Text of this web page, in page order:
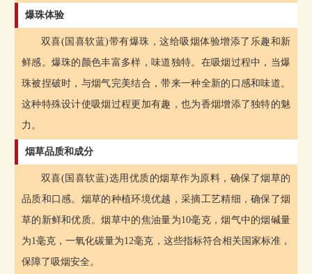
爆珠体验
双喜(国喜软蓝)带有爆珠，这给吸烟体验增添了乐趣和新
鲜感。爆珠的颜色丰富多样，味道独特。在吸烟过程中，当爆
珠被捏破时，与烟气完美结合，带来一种全新的口感和味道。
这种特殊设计使吸烟过程更加有趣，也为香烟增添了独特的魅
力。
烟草品质和成分
双喜(国喜软蓝)选用优质的烟草作为原料，确保了烟草的
品质和口感。烟草的种植环境优越，采摘工艺精细，确保了烟
草的新鲜和优质。烟草中的焦油量为10毫克，烟气中的烟碱量
为1毫克，一氧化碳量为12毫克，这些指标符合相关国家标准，
保障了吸烟安全。